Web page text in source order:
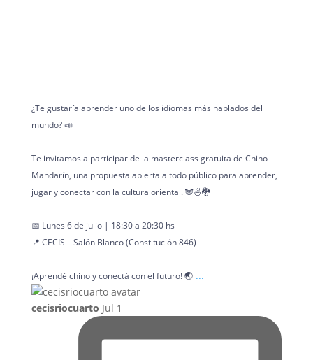
¿Te gustaría aprender uno de los idiomas más hablados del
mundo? 📣
Te invitamos a participar de la masterclass gratuita de Chino
Mandarín, una propuesta abierta a todo público para aprender,
jugar y conectar con la cultura oriental. 🐼🍜🐉
📅 Lunes 6 de julio | 18:30 a 20:30 hs
📍 CECIS – Salón Blanco (Constitución 846)
¡Aprendé chino y conectá con el futuro! 🌏 ...
cecisriocuarto Jul 1